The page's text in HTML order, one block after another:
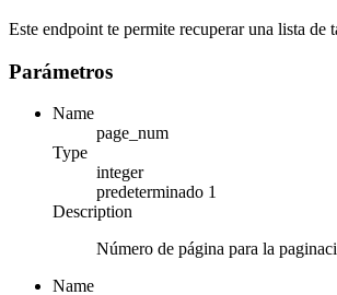
Este endpoint te permite recuperar una lista de
Parámetros
Name
page_num
Type
integer
predeterminado 1
Description
Número de página para la
Name